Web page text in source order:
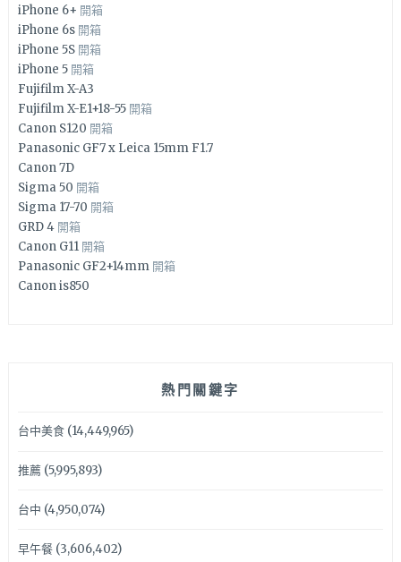
iPhone 6+ 開箱
iPhone 6s 開箱
iPhone 5S 開箱
iPhone 5 開箱
Fujifilm X-A3
Fujifilm X-E1+18-55 開箱
Canon S120 開箱
Panasonic GF7 x Leica 15mm F1.7
Canon 7D
Sigma 50 開箱
Sigma 17-70 開箱
GRD 4 開箱
Canon G11 開箱
Panasonic GF2+14mm 開箱
Canon is850
熱門關鍵字
台中美食(14,449,965)
推薦(5,995,893)
台中 (4,950,074)
早午餐(3,606,402)